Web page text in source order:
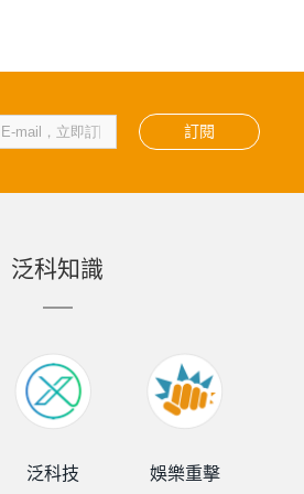
訂閱
泛科知識
泛科技 娛樂重擊